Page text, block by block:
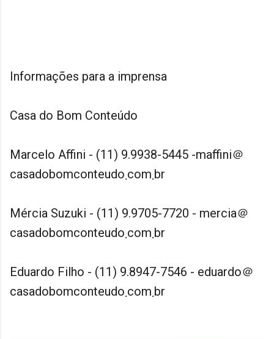
Informações para a imprensa
Casa do Bom Conteúdo
Marcelo Affini - (11) 9.9938-5445 -maffini＠
casadobomconteudo܂com܂br
Mércia Suzuki - (11) 9.9705-7720 - mercia＠
casadobomconteudo܂com܂br
Eduardo Filho - (11) 9.8947-7546 - eduardo＠
casadobomconteudo܂com܂br